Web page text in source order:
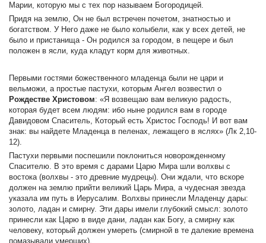
Марии, которую мы с тех пор называем Богородицей.
Придя на землю, Он не был встречен почетом, знатностью и
богатством. У Него даже не было колыбели, как у всех детей, не
было и пристанища - Он родился за городом, в пещере и был
положен в ясли, куда кладут корм для животных.
Первыми гостями божественного младенца были не цари и
вельможи, а простые пастухи, которым Ангел возвестил о
Рождестве Христовом: «Я возвещаю вам великую радость,
которая будет всем людям: ибо ныне родился вам в городе
Давидовом Спаситель, Который есть Христос Господь! И вот вам
знак: вы найдете Младенца в пеленах, лежащего в яслях» (Лк 2,10-
12).
Пастухи первыми поспешили поклониться новорожденному
Спасителю. В это время с дарами Царю Мира шли волхвы с
востока (волхвы - это древние мудрецы). Они ждали, что вскоре
должен нa землю прийти великий Царь Мира, а чудесная звезда
указала им путь в Иерусалим. Волхвы принесли Младенцу дары:
золото, ладан и смирну. Эти дары имели глубокий смысл: золото
принесли как Царю в виде дани, ладан как Богу, а смирну как
человеку, который должен умереть (смирной в те далекие времена
помазывали умерших).